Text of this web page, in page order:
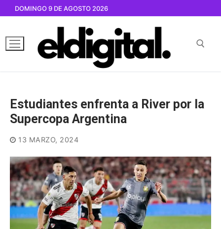
contenido
DOMINGO 9 DE AGOSTO 2026
Estudiantes enfrenta a River por la
Supercopa Argentina
13 MARZO, 2024